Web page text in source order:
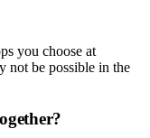
you choose at
not be possible in the